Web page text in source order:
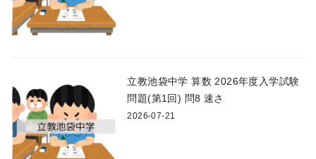
立教池袋中学 算数 2026年度入学試験
問題(第1回) 問8 速さ
2026-07-21